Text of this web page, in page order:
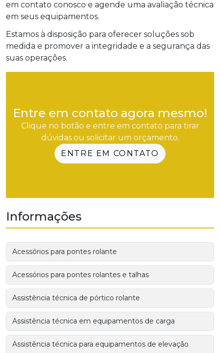
em contato conosco e agende uma avaliação técnica
em seus equipamentos.
Estamos à disposição para oferecer soluções sob
medida e promover a integridade e a segurança das
suas operações.
Entre em contato agora mesmo!
Clique no botão e entre em contato para tirar
dúvidas ou solicitar um orçamento.
ENTRE EM CONTATO
Informações
Acessórios para pontes rolante
Acessórios para pontes rolantes e talhas
Assistência técnica de pórtico rolante
Assistência técnica em equipamentos de carga
Assistência técnica para equipamentos de elevação